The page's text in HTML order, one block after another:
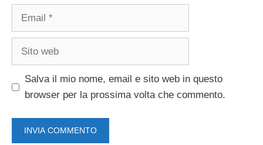
Email
Sito
Salva il mio nome, email e sito web in questo
browser per la prossima volta che commento.